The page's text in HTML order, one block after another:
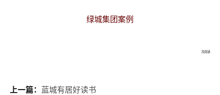
绿城集团案例
次阅读
上一篇： 蓝城有居好读书